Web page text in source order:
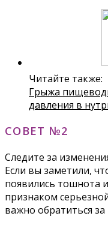
Читайте также:
Грыжа
давления в
СОВЕТ №2
Следите за
Если вы заметили,
появились тошнота
признаком
важно обратиться